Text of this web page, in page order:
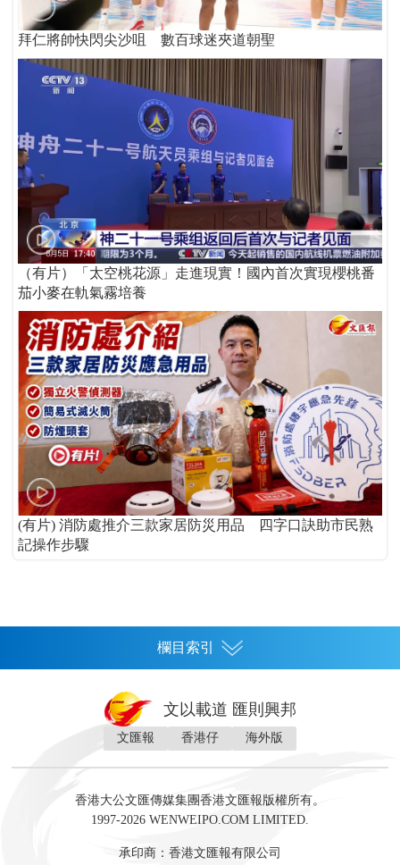
拜仁將帥快閃尖沙咀 數百球迷夾道朝聖
（有片）「太空桃花源」走進現實！國內首次實現櫻桃番
茄小麥在軌氣霧培養
(有片) 消防處推介三款家居防災用品 四字口訣助市民熟
記操作步驟
欄目索引
灣區人
財經 地產 投資 財評 數字經濟
訪談 直播 經湋論
文以載道 匯則興邦
文匯報 香港仔 海外版
香港大公文匯傳媒集團香港文匯報版權所有。
1997-2026 WENWEIPO.COM LIMITED.
承印商：香港文匯報有限公司